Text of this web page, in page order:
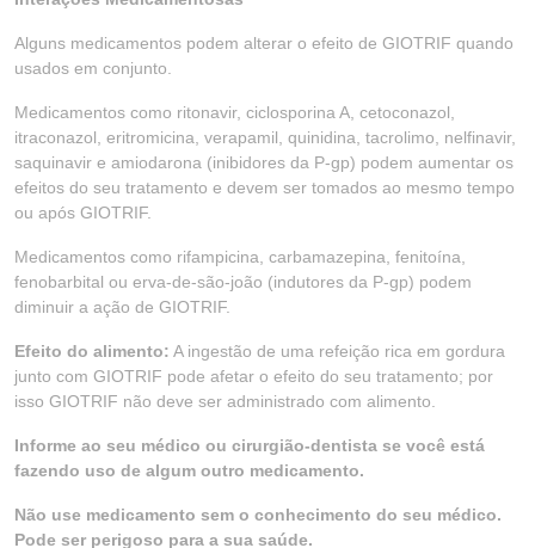
Alguns medicamentos podem alterar o efeito de GIOTRIF quando
usados em conjunto.
Medicamentos como ritonavir, ciclosporina A, cetoconazol,
itraconazol, eritromicina, verapamil, quinidina, tacrolimo, nelfinavir,
saquinavir e amiodarona (inibidores da P-gp) podem aumentar os
efeitos do seu tratamento e devem ser tomados ao mesmo tempo
ou após GIOTRIF.
Medicamentos como rifampicina, carbamazepina, fenitoína,
fenobarbital ou erva-de-são-joão (indutores da P-gp) podem
diminuir a ação de GIOTRIF.
Efeito do alimento: A ingestão de uma refeição rica em gordura
junto com GIOTRIF pode afetar o efeito do seu tratamento; por
isso GIOTRIF não deve ser administrado com alimento.
Informe ao seu médico ou cirurgião-dentista se você está
fazendo uso de algum outro medicamento.
Não use medicamento sem o conhecimento do seu médico.
Pode ser perigoso para a sua saúde.